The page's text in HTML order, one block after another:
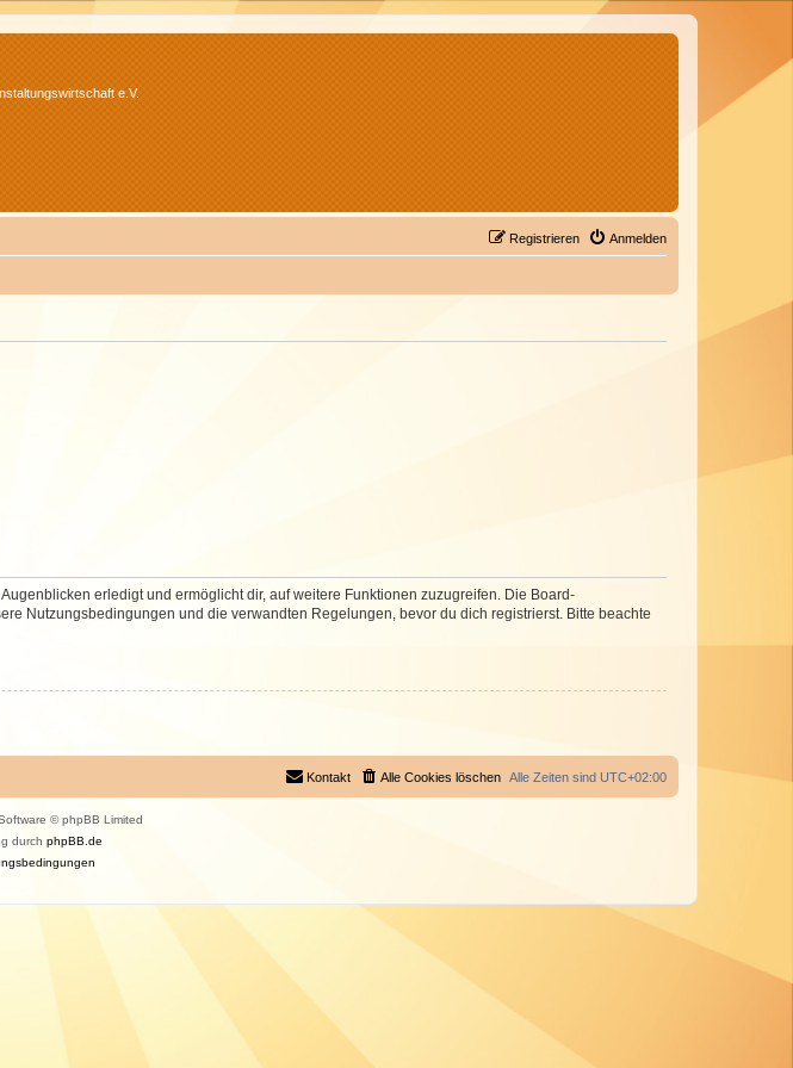
e.V.
Anmelden
Registrieren
erledigt und ermöglicht dir, auf weitere Funktionen zuzugreifen. Die Board-
Nutzungsbedingungen und die verwandten Regelungen, bevor du dich registrierst. Bitte beachte
Alle Zeiten sind UTC+02:00
Alle Cookies löschen
Kontakt
© phpBB Limited
durch phpBB.de